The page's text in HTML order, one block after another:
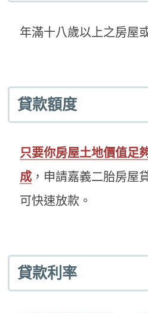
年滿十八歲以上之房屋
貸款額度
只要你房屋土地價值足
成 ，申請嘉義二胎房屋
可快速放款。
貸款利率